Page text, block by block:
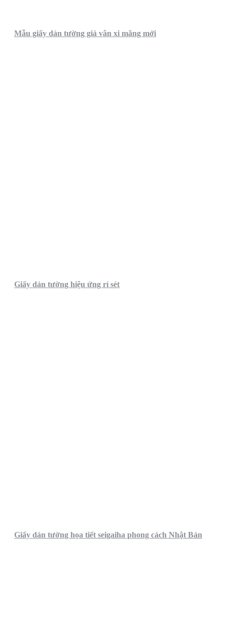
Mẫu giấy dán tường giả vân xi măng mới
Giấy dán tường hiệu ứng rỉ sét
Giấy dán tường họa tiết seigaiha phong cách Nhật Bản